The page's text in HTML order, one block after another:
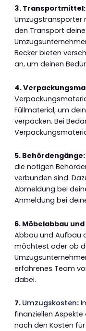
3. Transportmittel:
den Transport
Becker bieten
an, um deinen
4.
Füllmaterial, um
verpacken. Bei
5. Behördengänge:
die nötigen
verbunden sind.
Abmeldung bei
Anmeldung bei
6. Möbelabbau
Abbau und Aufbau
möchtest oder ob
erfahrenes Team
dabei.
7. Umzugskosten:
finanziellen Aspekte
nach den Kosten